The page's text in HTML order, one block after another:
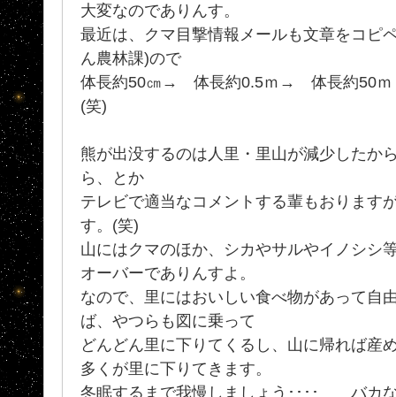
大変なのでありんす。
最近は、クマ目撃情報メールも文章をコピ
ん農林課)ので
体長約50㎝→ 体長約0.5ｍ→ 体長約50ｍ
(笑)
熊が出没するのは人里・里山が減少したか
ら、とか
テレビで適当なコメントする輩もおります
す。(笑)
山にはクマのほか、シカやサルやイノシシ
オーバーでありんすよ。
なので、里にはおいしい食べ物があって自
ば、やつらも図に乗って
どんどん里に下りてくるし、山に帰れば産
多くが里に下りてきます。
冬眠するまで我慢しましょう････ バ